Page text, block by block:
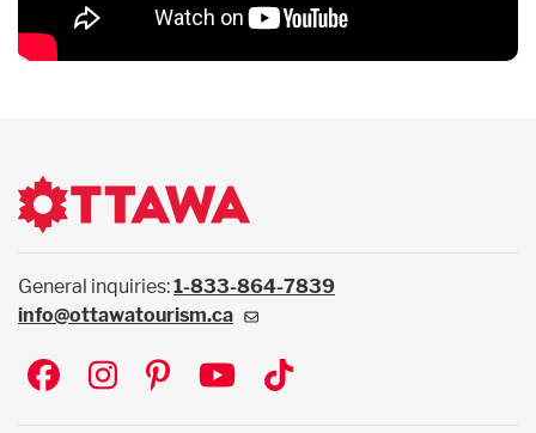
General inquiries:1-833-864-7839
info@ottawatourism.ca
Social